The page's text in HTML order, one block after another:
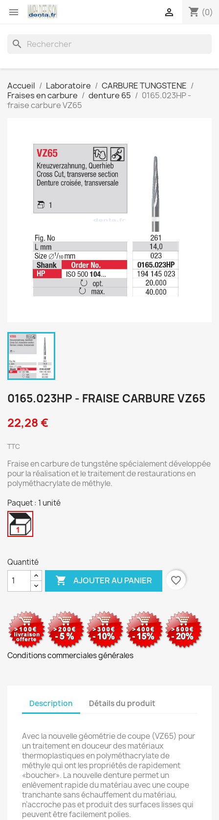
 shopping_cart (0)

search
Accueil Laboratoire
CARBURE TUNGSTENE
Fraises en carbure
denture 65
0165.023HP -
fraise carbure VZ65
0165.023HP - FRAISE CARBURE VZ65
22,28 €
TTC
Fraise en carbure de tungstène spécialement développée
pour la réalisation et le traitement de restaurations en
polyméthacrylate de méthyle.
Paquet : 1 unité
1
Quantité
 AJOUTER AU PANIER favorite_border
Conditions commerciales générales
Description Détails du produit
Avec la nouvelle géométrie de coupe (VZ65) pour
un traitement en douceur des matériaux
thermoplastiques en polyméthacrylate de
méthyle qui ont les propriétés de rapidement
«boucher». La nouvelle denture permet un
enlèvement rapide du matériau avec une coupe
tranchante sans échauffement du matériau,
n’accroche pas et produit des surfaces lisses qui
peuvent être facilement polies.